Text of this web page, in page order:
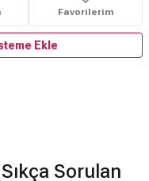
Favorilerim
Ekle
Sorulan